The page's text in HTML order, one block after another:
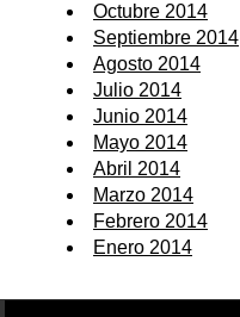
Octubre 2014
Septiembre 2014
Agosto 2014
Julio 2014
Junio 2014
Mayo 2014
Abril 2014
Marzo 2014
Febrero 2014
Enero 2014